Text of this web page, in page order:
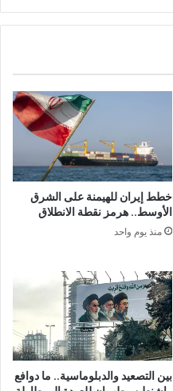
خطط إيران للهيمنة على الشرق
الأوسط.. هرمز نقطة الانطلاق
منذ يوم واحد
بين التصعيد والدبلوماسية.. ما دوافع